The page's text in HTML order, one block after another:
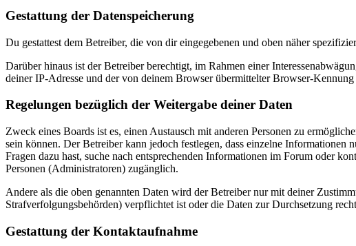
Gestattung der Datenspeicherung
Du gestattest dem Betreiber, die von dir eingegebenen und oben näher
Darüber hinaus ist der Betreiber berechtigt, im Rahmen einer
deiner IP-Adresse und der von deinem Browser übermittelter Browser-
Regelungen bezüglich der Weitergabe deiner Daten
Zweck eines Boards ist es, einen Austausch mit anderen Personen zu
sein können. Der Betreiber kann jedoch festlegen, dass einzelne
Fragen dazu hast, suche nach entsprechenden Informationen im Forum oder
Personen (Administratoren) zugänglich.
Andere als die oben genannten Daten wird der Betreiber nur mit deiner
Strafverfolgungsbehörden) verpflichtet ist oder die Daten zur Durchsetzung
Gestattung der Kontaktaufnahme